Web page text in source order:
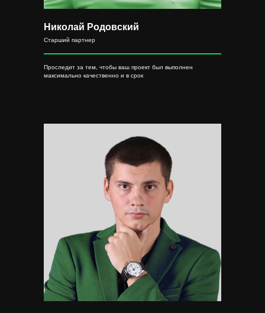
Николай Родовский
Старший партнер
Проследит за тем, чтобы ваш проект был выполнен
максимально качественно и в срок